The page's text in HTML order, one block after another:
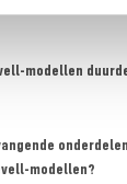
modellen
modellen?